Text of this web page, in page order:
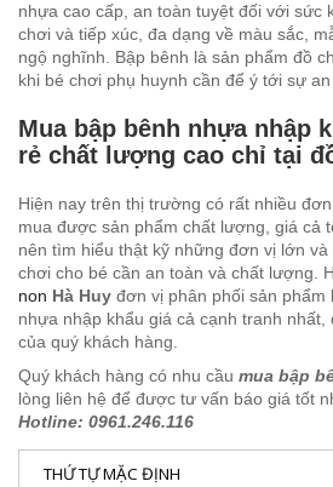
nhựa cao cấp, an toàn tuyệt đối với sức
chơi và tiếp xúc, đa dạng về màu sắc,
ngộ nghĩnh. Bập bênh là sản phẩm đồ
khi bé chơi phụ huynh cần để ý tới sự an
Mua bập bênh nhựa nhập
rẻ chất lượng cao chỉ tại
Hiện nay trên thị trường có rất nhiều
mua được sản phẩm chất lượng, giá cả
nên tìm hiểu thật kỹ những đơn vị lớn
chơi cho bé cần an toàn và chất lượng.
non Hà Huy đơn vị phân phối sản phẩm
nhựa nhập khẩu giá cả cạnh tranh
của quý khách hàng.
Quý khách hàng có nhu cầu mua bập
lòng liên hệ để được tư vấn báo giá tốt
Hotline: 0961.246.116
THỨ TỰ MẶC ĐỊNH